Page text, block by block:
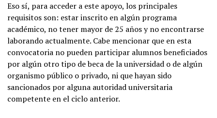
Eso sí, para acceder a este apoyo, los principales
requisitos son: estar inscrito en algún programa
académico, no tener mayor de 25 años y no encontrarse
laborando actualmente. Cabe mencionar que en esta
convocatoria no pueden participar alumnos beneficiados
por algún otro tipo de beca de la universidad o de algún
organismo público o privado, ni que hayan sido
sancionados por alguna autoridad universitaria
competente en el ciclo anterior.